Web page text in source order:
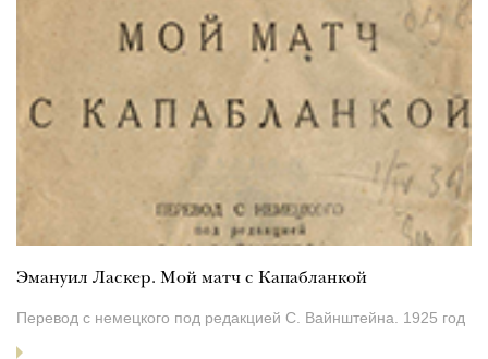
Эмануил Ласкер. Мой матч с Капабланкой
Перевод с немецкого под редакцией С. Вайнштейна. 1925 год